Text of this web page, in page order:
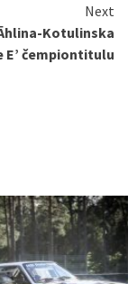
Next
Kotulinska
E’ čempiontitulu